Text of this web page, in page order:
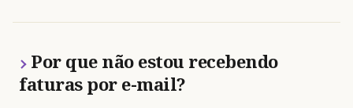
Por que não estou recebendo
faturas por e-mail?